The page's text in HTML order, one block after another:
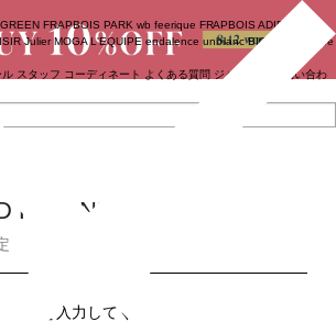
GREEN FRAPBOIS PARK wb feerique FRAPBOIS ADIEU
Julier MOGA L'EQUIPE endalence unbilanc BIGI online store
ル スタッフ コーディネート よくある質問 ジャーナル
お問い合わ
REMINDER
レスを入力してください。